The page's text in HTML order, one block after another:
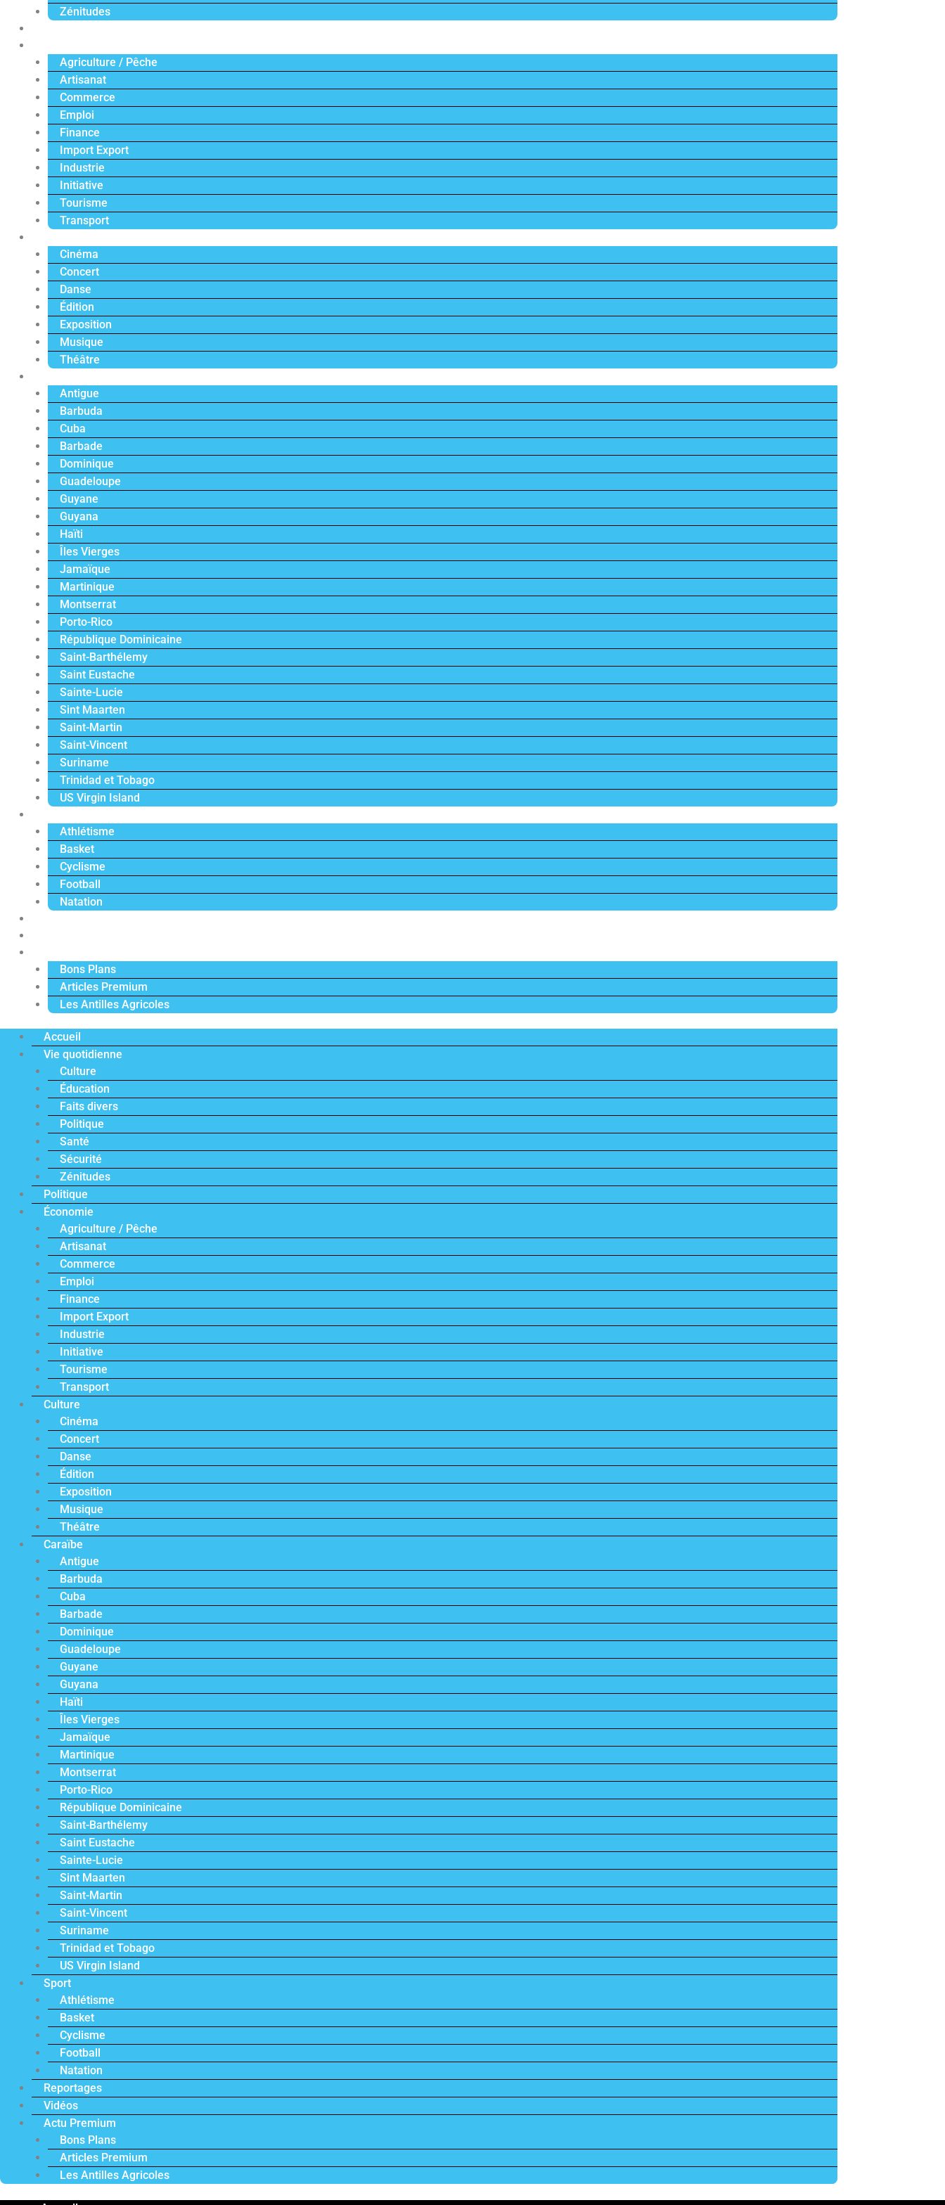
Zénitudes
Agriculture / Pêche
Artisanat
Commerce
Emploi
Finance
Import Export
Industrie
Initiative
Tourisme
Transport
Cinéma
Concert
Danse
Édition
Exposition
Musique
Théâtre
Antigue
Barbuda
Cuba
Barbade
Dominique
Guadeloupe
Guyane
Guyana
Haïti
Îles Vierges
Jamaïque
Martinique
Montserrat
Porto-Rico
République Dominicaine
Saint-Barthélemy
Saint Eustache
Sainte-Lucie
Sint Maarten
Saint-Martin
Saint-Vincent
Suriname
Trinidad et Tobago
US Virgin Island
Athlétisme
Basket
Cyclisme
Football
Natation
Bons Plans
Articles Premium
Les Antilles Agricoles
Accueil
Vie quotidienne
Culture
Éducation
Faits divers
Politique
Santé
Sécurité
Zénitudes
Politique
Économie
Agriculture / Pêche
Artisanat
Commerce
Emploi
Finance
Import Export
Industrie
Initiative
Tourisme
Transport
Culture
Cinéma
Concert
Danse
Édition
Exposition
Musique
Théâtre
Caraïbe
Antigue
Barbuda
Cuba
Barbade
Dominique
Guadeloupe
Guyane
Guyana
Haïti
Îles Vierges
Jamaïque
Martinique
Montserrat
Porto-Rico
République Dominicaine
Saint-Barthélemy
Saint Eustache
Sainte-Lucie
Sint Maarten
Saint-Martin
Saint-Vincent
Suriname
Trinidad et Tobago
US Virgin Island
Sport
Athlétisme
Basket
Cyclisme
Football
Natation
Reportages
Vidéos
Actu Premium
Bons Plans
Articles Premium
Les Antilles Agricoles